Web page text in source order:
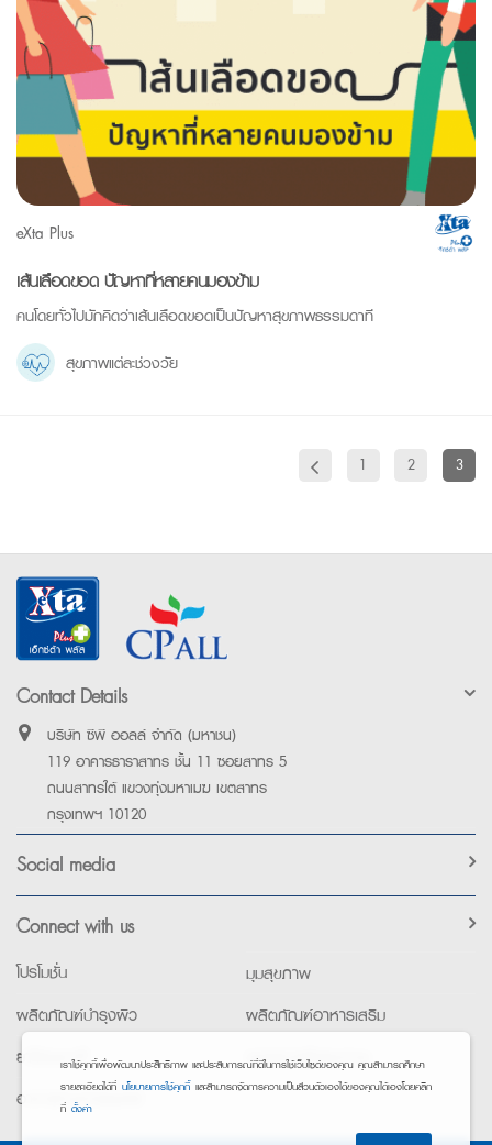
eXta Plus
เส้นเลือดขอด ปัญหาที่หลายคนมองข้าม
คนโดยทั่วไปมักคิดว่าเส้นเลือดขอดเป็นปัญหาสุขภาพธรรมดาที
สุขภาพแต่ละช่วงวัย
1 2 3
Contact Details
บริษัท ซีพี ออลล์ จำกัด (มหาชน)
119 อาคารธาราสาทร ชั้น 11 ซอยสาทร 5
ถนนสาทรใต้ แขวงทุ่งมหาเมฆ เขตสาทร
กรุงเทพฯ 10120
Social media
Connect with us
โปรโมชั่น
มุมสุขภาพ
ผลิตภัณฑ์บำรุงผิว
ผลิตภัณฑ์อาหารเสริม
ยาใช้เฉพาะที่
อุปกรณ์เพื่อสุขภาพ
อาหารทางการแพทย์
เราใช้คุกกี้เพื่อพัฒนาประสิทธิภาพ และประสบการณ์ที่ดีในการใช้เว็บไซต์ของคุณ คุณสามารถศึกษา
รายละเอียดได้ที่ นโยบายการใช้คุกกี้ และสามารถจัดการความเป็นส่วนตัวเองได้ของคุณได้เองโดยคลิก
ที่ ตั้งค่า